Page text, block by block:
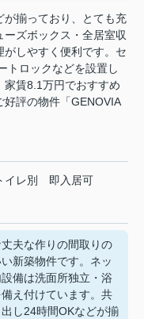
揃っており、とても充
ズボックス・全居室収
しやすく便利です。セ
トロックなどを設置し
家賃8.1万円でおすすめ
評の物件「GENOVIA
イレ別 即入居可
夫な作りの間取りの
新築物件です。ネッ
備は洗面所独立・浴
え付けています。共
し24時間OKなどが揃